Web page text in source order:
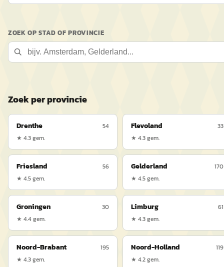
ZOEK OP STAD OF PROVINCIE
Zoek per provincie
Drenthe
54
★ 4.3gem.
Flevoland
33
★ 4.3gem.
Friesland
56
★ 4.5gem.
Gelderland
170
★ 4.5gem.
Groningen
30
★ 4.4gem.
Limburg
61
★ 4.3gem.
Noord-Brabant
195
★ 4.3gem.
Noord-Holland
119
★ 4.2gem.